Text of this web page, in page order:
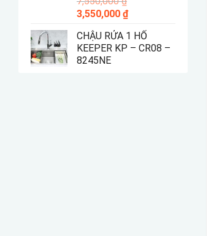
Giá
là:
7,550,000 ₫.
3,550,000 ₫Giá
tại
là:
CHẬU RỬA 1 HỐ
KEEPER KP – CR08 –
8245NE